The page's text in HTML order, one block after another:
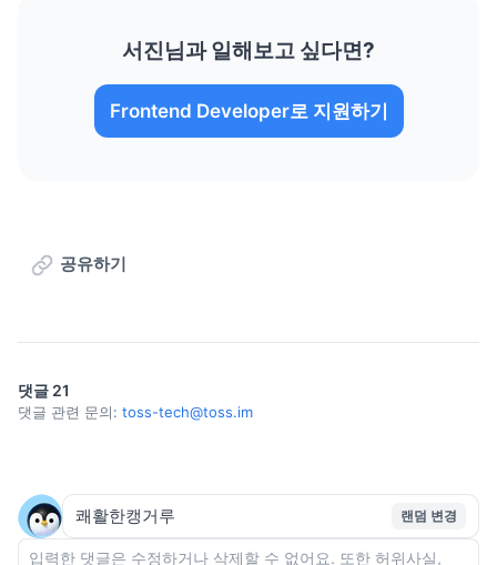
서진님과 일해보고 싶다면?
Frontend Developer로 지원하기
공유하기
댓글 21
댓글 관련 문의: toss-tech@toss.im
랜덤 변경